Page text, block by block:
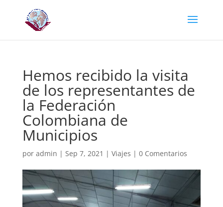
Hemos recibido la visita
de los representantes de
la Federación
Colombiana de
Municipios
por admin | Sep 7, 2021 | Viajes | 0 Comentarios